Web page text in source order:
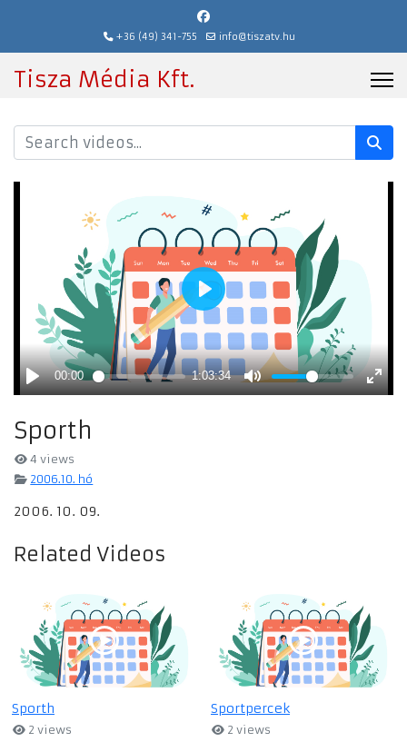
+36 (49) 341-755 info@tiszatv.hu
Tisza Média Kft.
Sporth
4 views
2006.10. hó
2006. 10. 09.
Related Videos
Sporth
2 views
Sportpercek
2 views